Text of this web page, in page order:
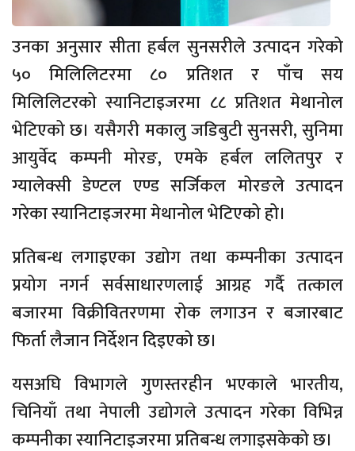
उनका अनुसार सीता हर्बल सुनसरीले उत्पादन गरेको
५० मिलिलिटरमा ८० प्रतिशत र पाँच सय
मिलिलिटरको स्यानिटाइजरमा ८८ प्रतिशत मेथानोल
भेटिएको छ। यसैगरी मकालु जडिबुटी सुनसरी, सुनिमा
आयुर्वेद कम्पनी मोरङ, एमके हर्बल ललितपुर र
ग्यालेक्सी डेण्टल एण्ड सर्जिकल मोरङले उत्पादन
गरेका स्यानिटाइजरमा मेथानोल भेटिएको हो।
प्रतिबन्ध लगाइएका उद्योग तथा कम्पनीका उत्पादन
प्रयोग नगर्न सर्वसाधारणलाई आग्रह गर्दै तत्काल
बजारमा विक्रीवितरणमा रोक लगाउन र बजारबाट
फिर्ता लैजान निर्देशन दिइएको छ।
यसअघि विभागले गुणस्तरहीन भएकाले भारतीय,
चिनियाँ तथा नेपाली उद्योगले उत्पादन गरेका विभिन्न
कम्पनीका स्यानिटाइजरमा प्रतिबन्ध लगाइसकेको छ।